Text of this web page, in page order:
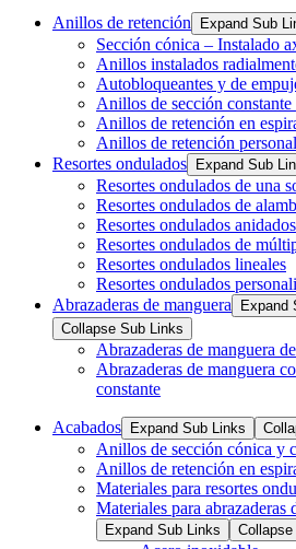
Anillos de retención Expand Sub
Sección cónica – Instalado
Anillos instalados
Autobloqueantes y de
Anillos de sección
Anillos de retención en
Anillos de retención
Resortes ondulados
Expand Sub
Resortes ondulados de una
Resortes ondulados de
Resortes ondulados anidados
Resortes ondulados de
Resortes ondulados lineales
Resortes ondulados
Abrazaderas de manguera
Expand
Collapse Sub Links
Abrazaderas de manguera
Abrazaderas de manguera
constante
Acabados Expand Sub Links
Anillos de sección cónica y
Anillos de retención en
Materiales para resortes
Materiales para abrazaderas
Expand Sub Links